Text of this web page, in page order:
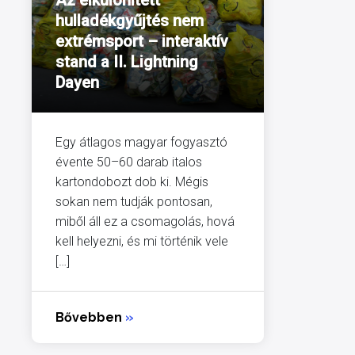
hulladékgyűjtés nem
extrémsport – interaktív
stand a II. Lightning
Dayen
Egy átlagos magyar fogyasztó
évente 50–60 darab italos
kartondobozt dob ki. Mégis
sokan nem tudják pontosan,
miből áll ez a csomagolás, hová
kell helyezni, és mi történik vele
[…]
Bővebben »